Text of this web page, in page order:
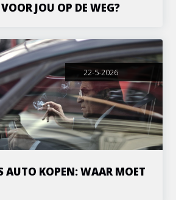
JOU OP DE WEG?
22-5-2026
AUTO KOPEN: WAAR MOET